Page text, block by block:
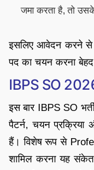
जमा करता है, तो
इसलिए आवेदन करने से
पद का चयन करना
IBPS SO
इस बार IBPS SO
पैटर्न, चयन
हैं। विशेष रूप से
शामिल करना यह